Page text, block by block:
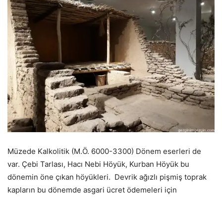
Müzede Kalkolitik (M.Ö. 6000-3300) Dönem eserleri de
var. Çebi Tarlası, Hacı Nebi Höyük, Kurban Höyük bu
dönemin öne çıkan höyükleri. Devrik ağızlı pişmiş toprak
kapların bu dönemde asgari ücret ödemeleri için